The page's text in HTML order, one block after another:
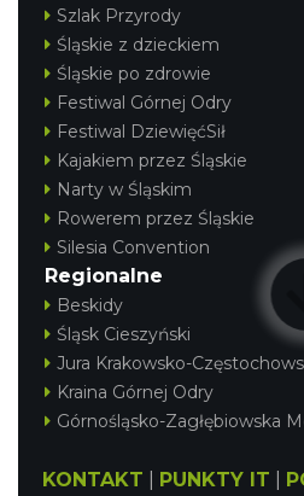
Szlak Przyrody
Śląskie z dzieckiem
Śląskie po zdrowie
Festiwal Górnej Odry
Festiwal DziewięćSił
Kajakiem przez Śląskie
Narty w Śląskim
Rowerem przez Śląskie
Silesia Convention
Regionalne
Beskidy
Śląsk Cieszyński
Jura Krakowsko-
Kraina Górnej Odry
Górnośląsko-Zagłębiowska
KONTAKT PUNKTY IT